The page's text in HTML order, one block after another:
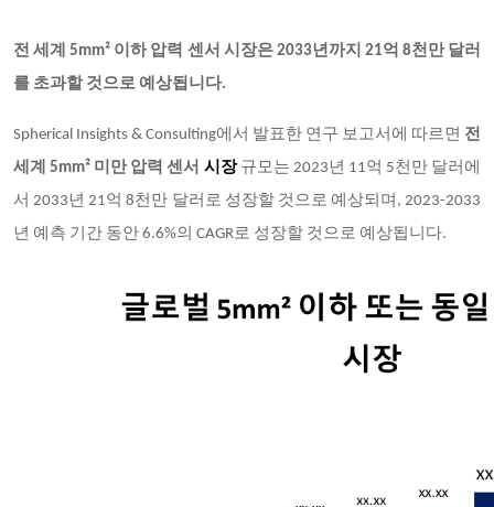
전 세계 5mm² 이하 압력 센서 시장은 2033년까지 21억 8천만 달러
를 초과할 것으로 예상됩니다.
Spherical Insights & Consulting에서 발표한 연구 보고서에 따르면 전
세계 5mm² 미만 압력 센서 시장 규모는 2023년 11억 5천만 달러에
서 2033년 21억 8천만 달러로 성장할 것으로 예상되며, 2023-2033
년 예측 기간 동안 6.6%의 CAGR로 성장할 것으로 예상됩니다.